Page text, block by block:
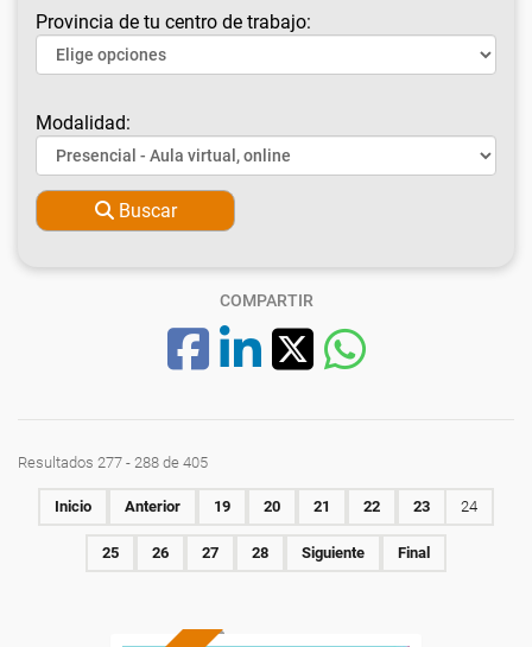
Provincia de tu centro de trabajo:
Modalidad:
Buscar
COMPARTIR
Resultados 277 - 288 de 405
Inicio Anterior 19 20 21 22 23 24
25 26 27 28 Siguiente Final